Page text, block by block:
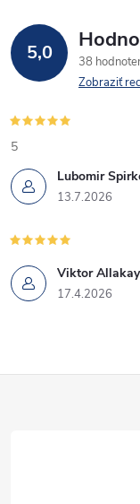
5,0
38
Zobraziť
Lubomir
13.7.2026
5
Viktor Allakay
17.4.2026